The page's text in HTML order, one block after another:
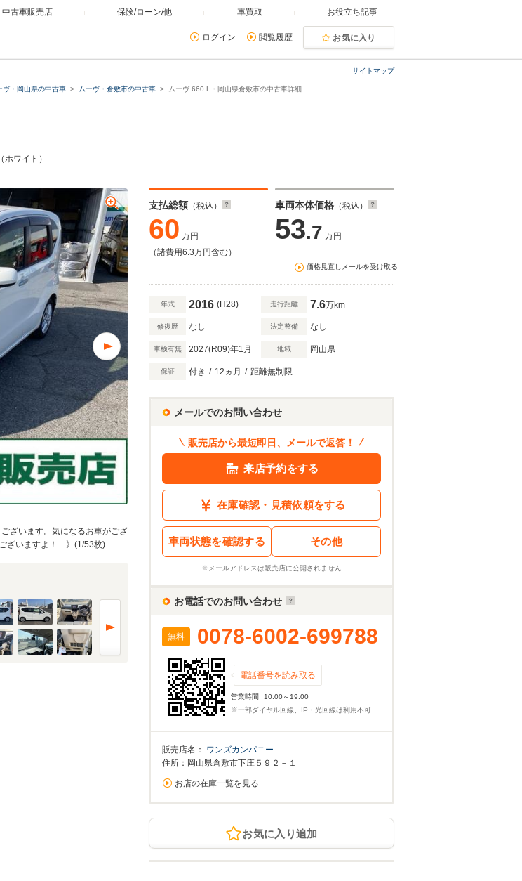
中古車販売店 保険/ローン/他 車買取 お役立ち記事
ログイン 閲覧履歴 お気に入り
サイトマップ
ヴ・岡山県の中古車 ムーヴ・倉敷市の中古車 ムーヴ 660 L・岡山県倉敷市の中古車詳細
ワイト）
ざいます。気になるお車がござ
ざいますよ！ 》(1/53枚)
支払総額 （税込）
60 万円
（諸費用6.3万円含む）
車両本体価格 （税込）
53.7 万円
価格見直しメールを受け取る
年式 2016 (H28) 走行距離 7.6万km
修復歴 なし 法定整備 なし
車検有無 2027(R09)年1月 地域 岡山県
保証 付き / 12ヵ月 / 距離無制限
メールでのお問い合わせ
販売店から最短即日、メールで返答！
来店予約をする
在庫確認・見積依頼をする
車両状態を確認する その他
※メールアドレスは販売店に公開されません
お電話でのお問い合わせ
無料 0078-6002-699788
電話番号を読み取る
営業時間
10:00～19:00
※一部ダイヤル回線、IP・光回線は利用不可
販売店名： ワンズカンパニー
住所：岡山県倉敷市下庄５９２－１
お店の在庫一覧を見る
お気に入り追加